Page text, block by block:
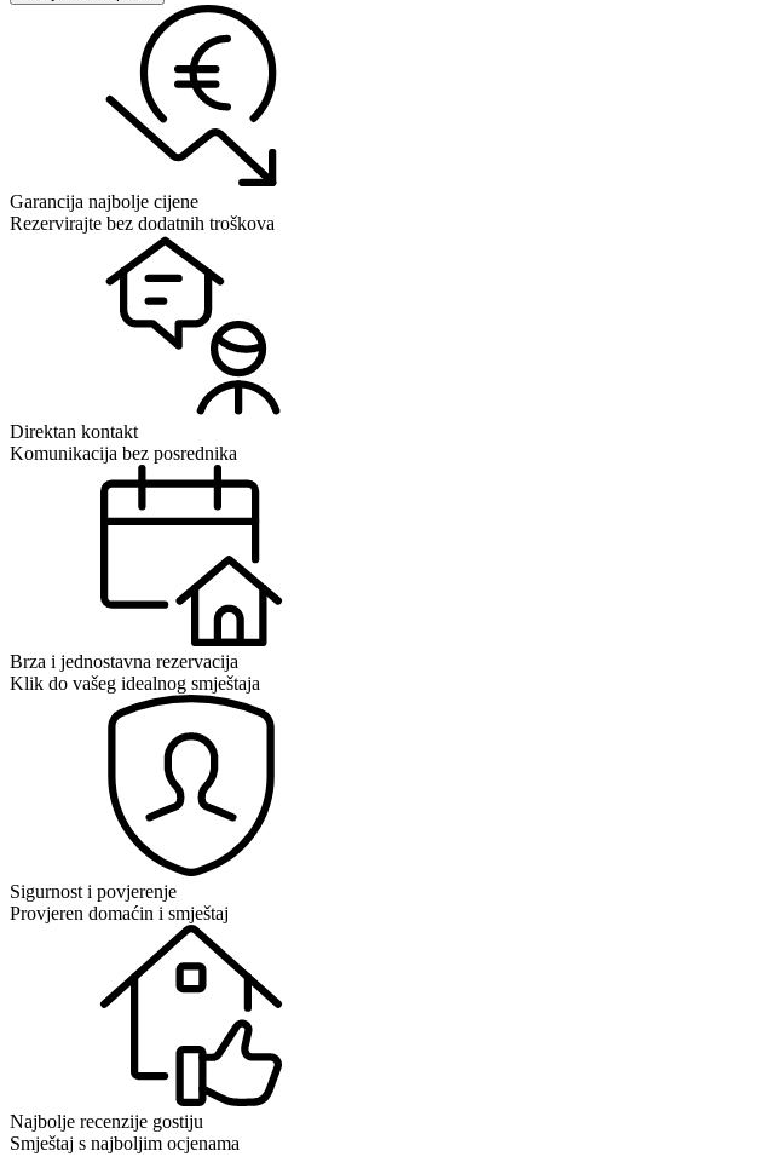
Garancija najbolje cijene
Rezervirajte bez dodatnih troškova
Direktan kontakt
Komunikacija bez posrednika
Brza i jednostavna rezervacija
Klik do vašeg idealnog smještaja
Sigurnost i povjerenje
Provjeren domaćin i smještaj
Najbolje recenzije gostiju
Smještaj s najboljim ocjenama